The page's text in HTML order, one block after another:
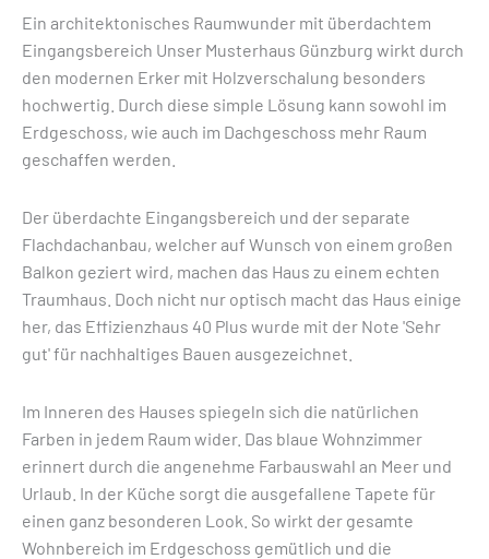
Ein architektonisches Raumwunder mit überdachtem
Eingangsbereich Unser Musterhaus Günzburg wirkt durch
den modernen Erker mit Holzverschalung besonders
hochwertig. Durch diese simple Lösung kann sowohl im
Erdgeschoss, wie auch im Dachgeschoss mehr Raum
geschaffen werden.
Der überdachte Eingangsbereich und der separate
Flachdachanbau, welcher auf Wunsch von einem großen
Balkon geziert wird, machen das Haus zu einem echten
Traumhaus. Doch nicht nur optisch macht das Haus einige
her, das Effizienzhaus 40 Plus wurde mit der Note 'Sehr
gut' für nachhaltiges Bauen ausgezeichnet.
Im Inneren des Hauses spiegeln sich die natürlichen
Farben in jedem Raum wider. Das blaue Wohnzimmer
erinnert durch die angenehme Farbauswahl an Meer und
Urlaub. In der Küche sorgt die ausgefallene Tapete für
einen ganz besonderen Look. So wirkt der gesamte
Wohnbereich im Erdgeschoss gemütlich und die